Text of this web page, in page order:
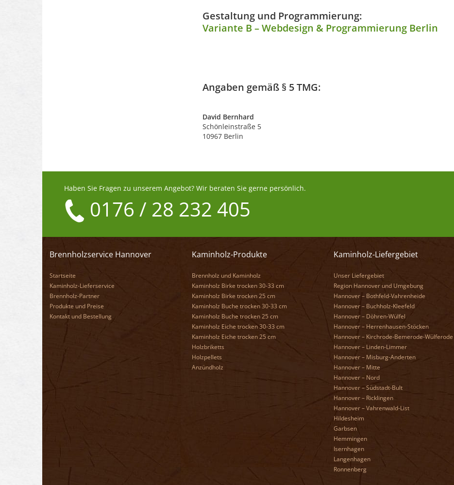
Gestaltung und Programmierung:
Variante B – Webdesign & Programmierung Berlin
Angaben gemäß § 5 TMG:
David Bernhard
Schönleinstraße 5
10967 Berlin
Haben Sie Fragen zu unserem Angebot? Wir beraten Sie gerne persönlich.
0176 / 28 232 405
Brennholzservice Hannover
Startseite
Kaminholz-Lieferservice
Brennholz-Partner
Produkte und Preise
Kontakt und Bestellung
Kaminholz-Produkte
Brennholz und Kaminholz
Kaminholz Birke trocken 30-33 cm
Kaminholz Birke trocken 25 cm
Kaminholz Buche trocken 30-33 cm
Kaminholz Buche trocken 25 cm
Kaminholz Eiche trocken 30-33 cm
Kaminholz Eiche trocken 25 cm
Holzbriketts
Holzpellets
Anzündholz
Kaminholz-Liefergebiet
Unser Liefergebiet
Region Hannover und Umgebung
Hannover – Bothfeld-Vahrenheide
Hannover – Buchholz-Kleefeld
Hannover – Döhren-Wülfel
Hannover – Herrenhausen-Stöcken
Hannover – Kirchrode-Bemerode-Wülferode
Hannover – Linden-Limmer
Hannover – Misburg-Anderten
Hannover – Mitte
Hannover – Nord
Hannover – Südstadt-Bult
Hannover – Ricklingen
Hannover – Vahrenwald-List
Hildesheim
Garbsen
Hemmingen
Isernhagen
Langenhagen
Ronnenberg